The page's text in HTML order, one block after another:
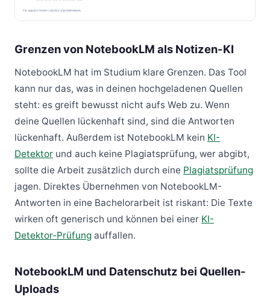
Grenzen von NotebookLM als Notizen-KI
NotebookLM hat im Studium klare Grenzen. Das Tool
kann nur das, was in deinen hochgeladenen Quellen
steht: es greift bewusst nicht aufs Web zu. Wenn
deine Quellen lückenhaft sind, sind die Antworten
lückenhaft. Außerdem ist NotebookLM kein KI-
Detektor und auch keine Plagiatsprüfung, wer abgibt,
sollte die Arbeit zusätzlich durch eine Plagiatsprüfung
jagen. Direktes Übernehmen von NotebookLM-
Antworten in eine Bachelorarbeit ist riskant: Die Texte
wirken oft generisch und können bei einer KI-
Detektor-Prüfung auffallen.
NotebookLM und Datenschutz bei Quellen-
Uploads